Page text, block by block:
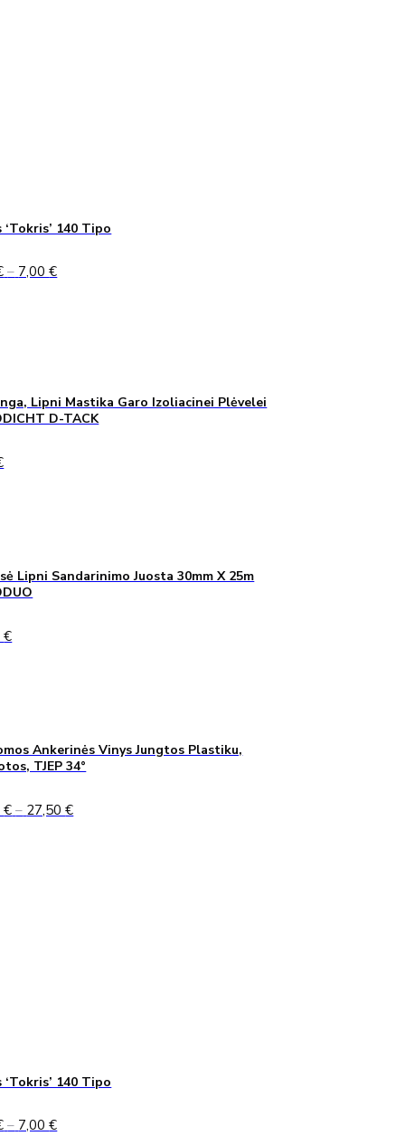
‘Tokris’ 140 Tipo
– 7,00€Price
Lipni Mastika Garo Izoliacinei Plėvelei
D-TACK
Lipni Sandarinimo Juosta 30mm X 25m
€
Ankerinės Vinys Jungtos Plastiku,
TJEP 34°
€ – 27,50€Price
‘Tokris’ 140 Tipo
– 7,00€Price